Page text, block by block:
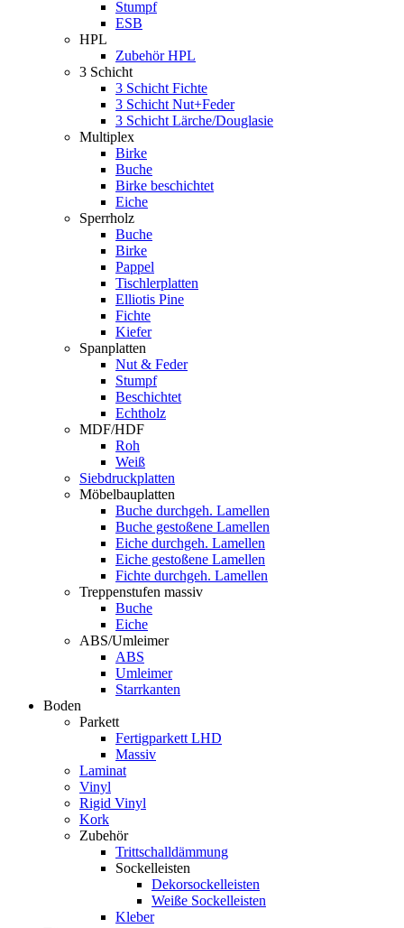
Stumpf
ESB
HPL
Zubehör HPL
3 Schicht
3 Schicht Fichte
3 Schicht Nut+Feder
3 Schicht Lärche/Douglasie
Multiplex
Birke
Buche
Birke beschichtet
Eiche
Sperrholz
Buche
Birke
Pappel
Tischlerplatten
Elliotis Pine
Fichte
Kiefer
Spanplatten
Nut & Feder
Stumpf
Beschichtet
Echtholz
MDF/HDF
Roh
Weiß
Siebdruckplatten
Möbelbauplatten
Buche durchgeh. Lamellen
Buche gestoßene Lamellen
Eiche durchgeh. Lamellen
Eiche gestoßene Lamellen
Fichte durchgeh. Lamellen
Treppenstufen massiv
Buche
Eiche
ABS/Umleimer
ABS
Umleimer
Starrkanten
Boden
Parkett
Fertigparkett LHD
Massiv
Laminat
Vinyl
Rigid Vinyl
Kork
Zubehör
Trittschalldämmung
Sockelleisten
Dekorsockelleisten
Weiße Sockelleisten
Kleber